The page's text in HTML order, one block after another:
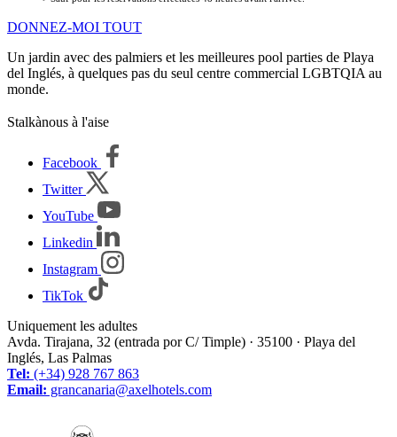
DONNEZ-MOI TOUT
Un jardin avec des palmiers et les meilleures pool parties de Playa
del Inglés, à quelques pas du seul centre commercial LGBTQIA au
monde.
Stalkànous à l'aise
Facebook
Twitter
YouTube
Linkedin
Instagram
TikTok
Uniquement les adultes
Avda. Tirajana, 32 (entrada por C/ Timple) · 35100 · Playa del
Inglés, Las Palmas
Tel: (+34) 928 767 863
Email: grancanaria@axelhotels.com